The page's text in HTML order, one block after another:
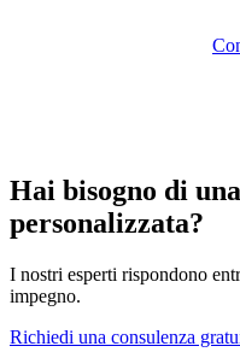
Hai bisogno di
personalizzata?
I nostri esperti rispondono
impegno.
Richiedi una consulenza